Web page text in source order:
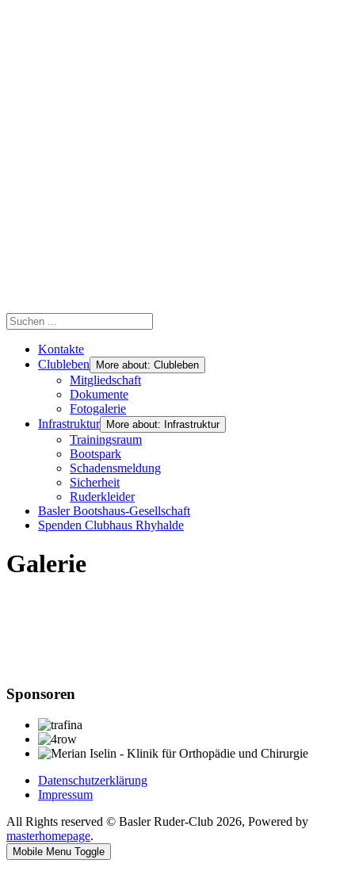
Kontakte
Clubleben
More about: Clubleben
Mitgliedschaft
Dokumente
Fotogalerie
Infrastruktur
More about: Infrastruktur
Trainingsraum
Bootspark
Schadensmeldung
Sicherheit
Ruderkleider
Basler Bootshaus-Gesellschaft
Spenden Clubhaus Rhyhalde
Galerie
Sponsoren
Datenschutzerklärung
Impressum
All Rights reserved © Basler Ruder-Club 2026, Powered by
masterhomepage.
Mobile Menu Toggle